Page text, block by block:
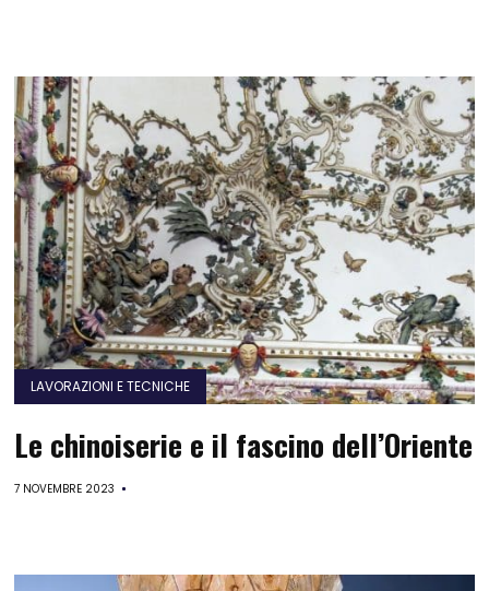
LAVORAZIONI E TECNICHE
Le chinoiserie e il fascino dell’Oriente
7 NOVEMBRE 2023